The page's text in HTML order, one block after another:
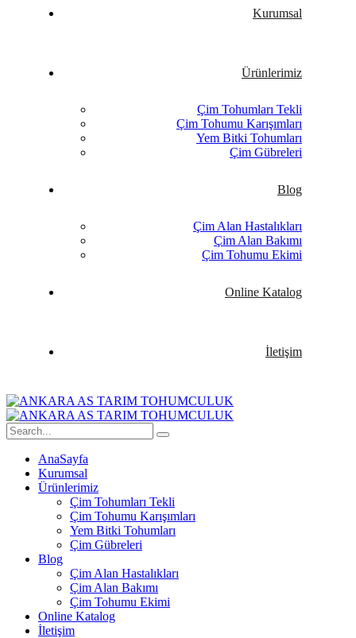
Kurumsal
Ürünlerimiz
Çim Tohumları Tekli
Çim Tohumu Karışımları
Yem Bitki Tohumları
Çim Gübreleri
Blog
Çim Alan Hastalıkları
Çim Alan Bakımı
Çim Tohumu Ekimi
Online Katalog
İletişim
AnaSayfa
Kurumsal
Ürünlerimiz
Çim Tohumları Tekli
Çim Tohumu Karışımları
Yem Bitki Tohumları
Çim Gübreleri
Blog
Çim Alan Hastalıkları
Çim Alan Bakımı
Çim Tohumu Ekimi
Online Katalog
İletişim